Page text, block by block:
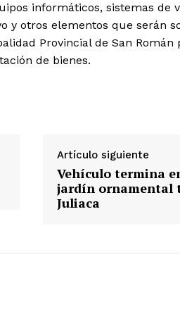
Contacto
Prensa
informáticos, sistemas de
y otros elementos que serán
Provincial de San
de bienes.
Artículo siguiente
Vehículo termina
jardín ornamental
Juliaca